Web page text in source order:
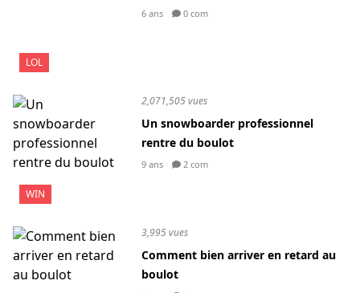
LOL
6 ans 0 com
WIN
2,071,505 vues
Un snowboarder professionnel
rentre du boulot
9 ans 2 com
3,995 vues
Comment bien arriver en retard au
boulot